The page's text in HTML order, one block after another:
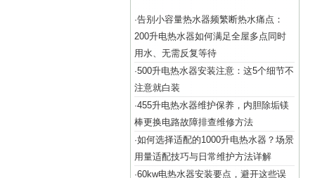
·告别小容量热水器频繁断热水痛点：
200升电热水器如何满足全屋多点同时
用水、无需反复等待
·500升电热水器安装注意：这5个细节不
注意就白装
·455升电热水器维护保养，内胆除垢镁
棒更换电路故障排查维修方法
·如何选择适配的1000升电热水器？场景
用量适配技巧与日常维护方法详解
·60kw电热水器安装要点，避开这些误